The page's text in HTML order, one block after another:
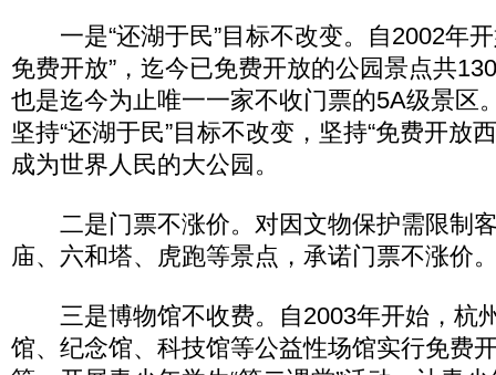
一是“还湖于民”目标不改变。自2002年开
免费开放”，迄今已免费开放的公园景点共
也是迄今为止唯一一家不收门票的5A级景区
坚持“还湖于民”目标不改变，坚持“免费开放
成为世界人民的大公园。
二是门票不涨价。对因文物保护需限制
庙、六和塔、虎跑等景点，承诺门票不涨价
三是博物馆不收费。自2003年开始，杭
馆、纪念馆、科技馆等公益性场馆实行免费